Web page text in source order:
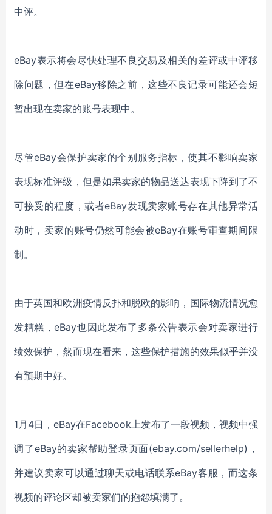
中评。
eBay表示将会尽快处理不良交易及相关的差评或中评移
除问题，但在eBay移除之前，这些不良记录可能还会短
暂出现在卖家的账号表现中。
尽管eBay会保护卖家的个别服务指标，使其不影响卖家
表现标准评级，但是如果卖家的物品送达表现下降到了不
可接受的程度，或者eBay发现卖家账号存在其他异常活
动时，卖家的账号仍然可能会被eBay在账号审查期间限
制。
由于英国和欧洲疫情反扑和脱欧的影响，国际物流情况愈
发糟糕，eBay也因此发布了多条公告表示会对卖家进行
绩效保护，然而现在看来，这些保护措施的效果似乎并没
有预期中好。
1月4日，eBay在Facebook上发布了一段视频，视频中强
调了eBay的卖家帮助登录页面(ebay.com/sellerhelp)，
并建议卖家可以通过聊天或电话联系eBay客服，而这条
视频的评论区却被卖家们的抱怨填满了。